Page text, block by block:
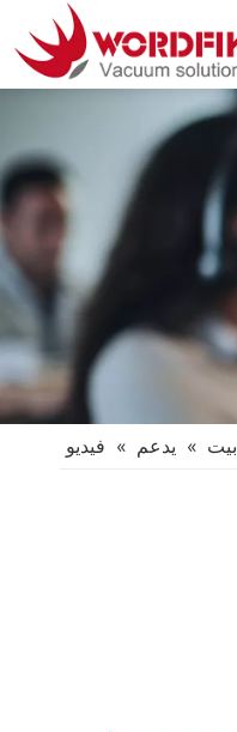
بيت » يدعم » فيديو